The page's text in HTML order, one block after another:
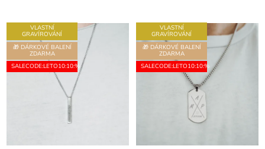
VLASTNÍ
GRAVÍROVÁNÍ
🎁 DÁRKOVÉ BALENÍ
ZDARMA
SALECODE:LETO10:10:%
VLASTNÍ
GRAVÍROVÁNÍ
🎁 DÁRKOVÉ BALENÍ
ZDARMA
SALECODE:LETO10:10:%